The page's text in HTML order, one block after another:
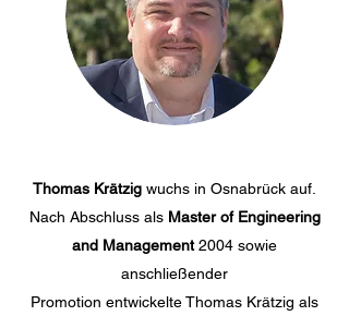
Thomas Krätzig wuchs in Osnabrück auf.
Nach Abschluss als Master of Engineering
and Management2004 sowie
anschließender
Promotion entwickelte Thomas Krätzig als